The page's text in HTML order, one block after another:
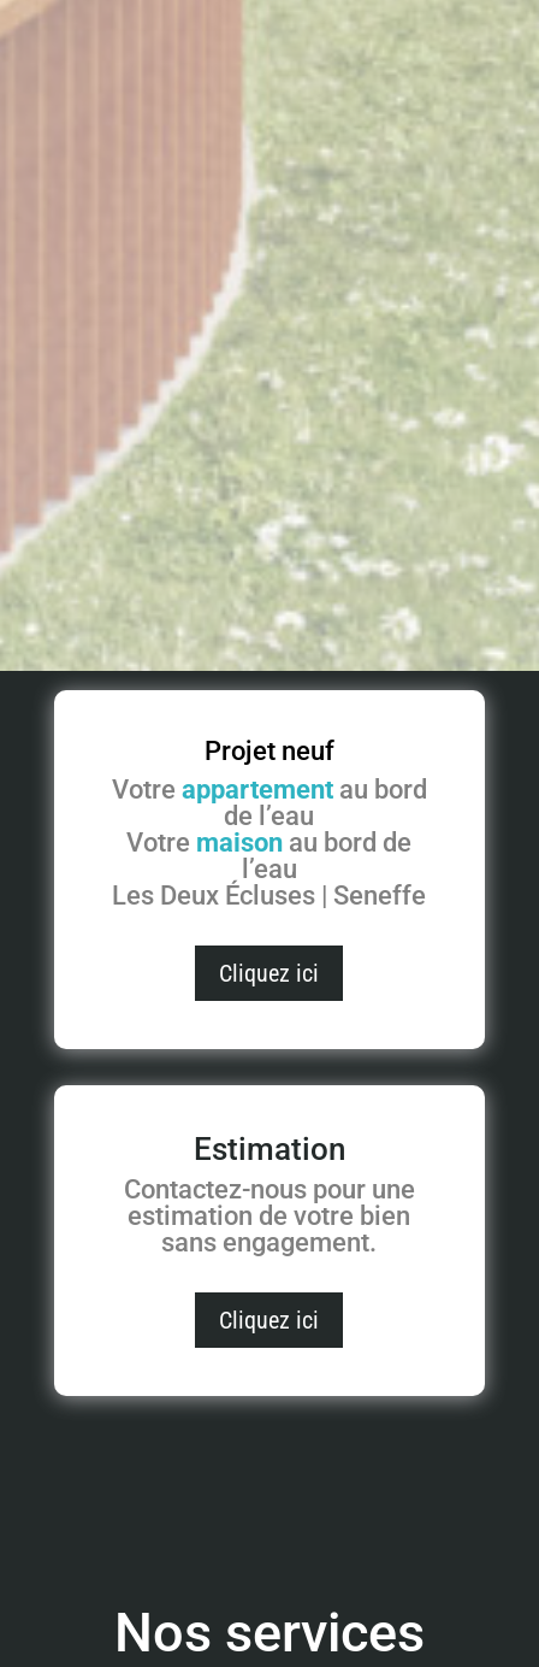
Projet neuf
Votre appartementau bord
de l’eau
Votre maison au bord de
l’eau
Les Deux Écluses | Seneffe
Cliquez ici
Estimation
Contactez-nous pour une
estimation de votre bien
sans engagement.
Cliquez ici
Nos services